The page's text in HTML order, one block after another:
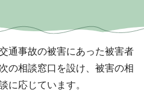
通事故の被害にあった被害者
の相談窓口を設け、被害の相
に応じています。